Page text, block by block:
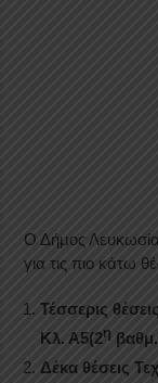
Ο Δήμος
για τις πιο κάτω
Τέσσερις
Κλ. Α5(2η
Δέκα θέσεις